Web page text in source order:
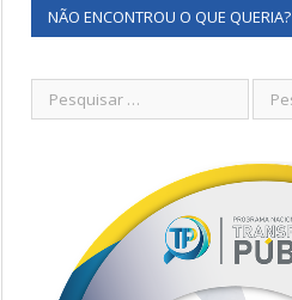
NÃO ENCONTROU O QUE QUERIA?